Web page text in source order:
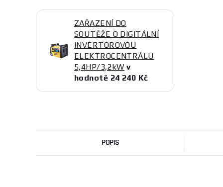
ZAŘAZENÍ DO
SOUTĚŽE O DIGITÁLNÍ
INVERTOROVOU
ELEKTROCENTRÁLU
5,4HP/3,2kW v
hodnotě 24 240 Kč
POPIS